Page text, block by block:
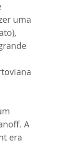
uma
A
era